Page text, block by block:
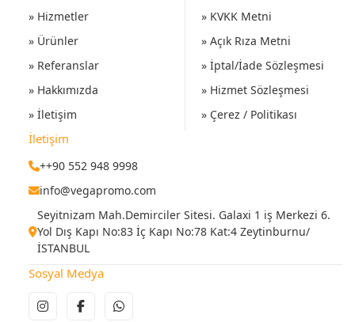
» Hizmetler
» Ürünler
» Referanslar
» Hakkımızda
» İletişim
» KVKK Metni
» Açık Rıza Metni
» İptal/İade Sözleşmesi
» Hizmet Sözleşmesi
» Çerez / Politikası
İletişim
++90 552 948 9998
info@vegapromo.com
Seyitnizam Mah.Demirciler Sitesi. Galaxi 1 iş Merkezi 6.
Yol Dış Kapı No:83 İç Kapı No:78 Kat:4 Zeytinburnu/
İSTANBUL
Sosyal Medya